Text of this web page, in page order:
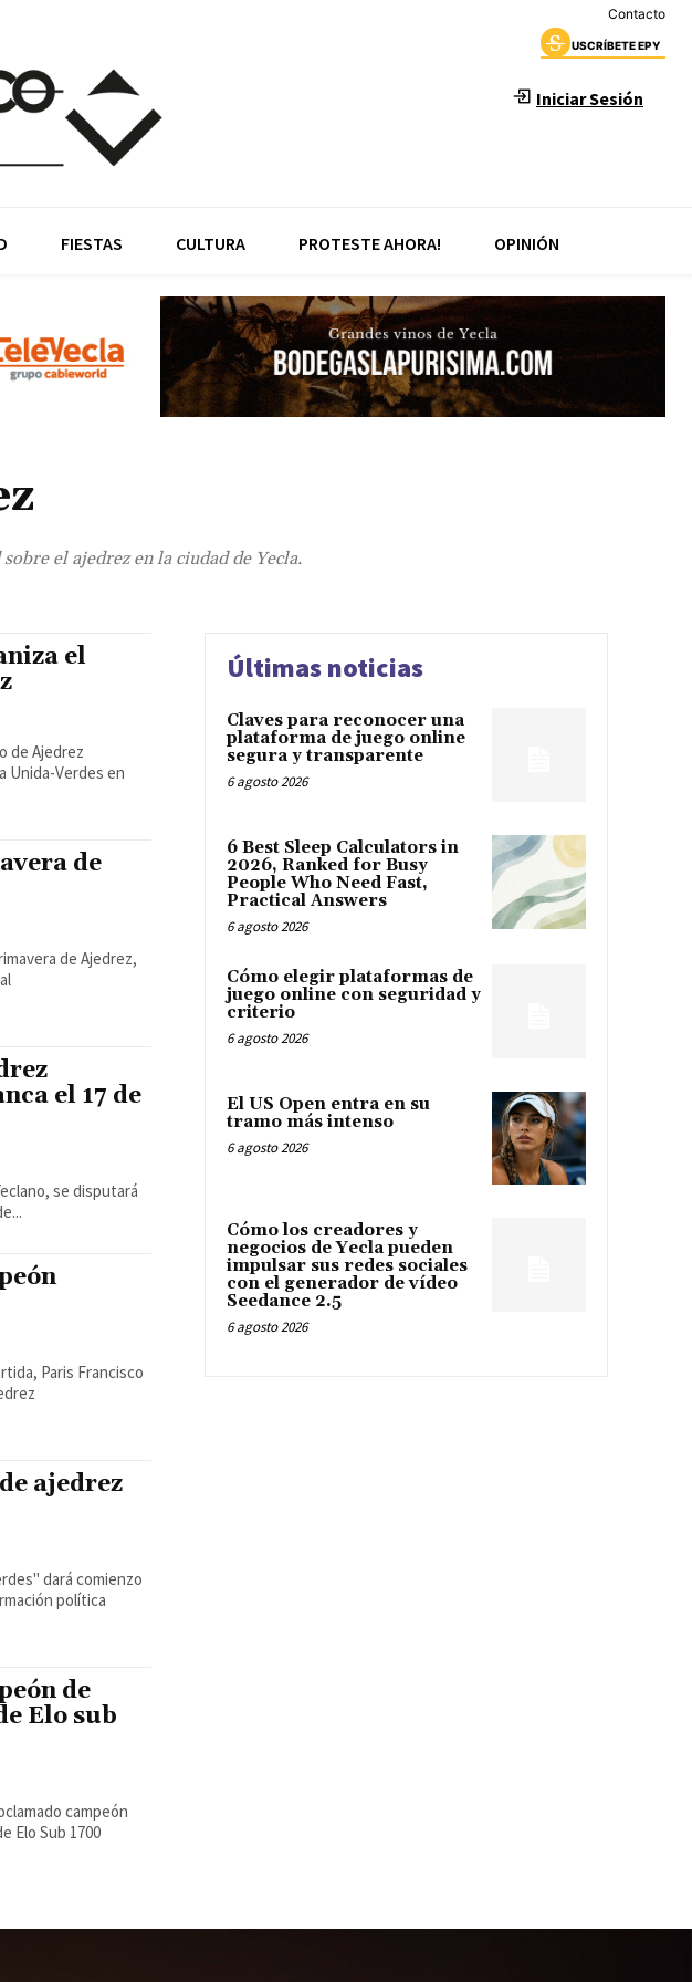
Contacto
USCRÍBETE EPY
Iniciar Sesión
FIESTAS CULTURA PROTESTE AHORA! OPINIÓN
el ajedrez en la ciudad de Yecla.
el
de Ajedrez
Unida-Verdes en
de
de Ajedrez,
el 17 de
se disputará
de...
Paris Francisco
ajedrez
dará comienzo
política
de
Elo sub
campeón
Elo Sub 1700
Últimas noticias
Claves para reconocer una
plataforma de juego online
segura y transparente
6 agosto 2026
6 Best Sleep Calculators in
2026, Ranked for Busy
People Who Need Fast,
Practical Answers
6 agosto 2026
Cómo elegir plataformas de
juego online con seguridad y
criterio
6 agosto 2026
El US Open entra en su
tramo más intenso
6 agosto 2026
Cómo los creadores y
negocios de Yecla pueden
impulsar sus redes sociales
con el generador de vídeo
Seedance 2.5
6 agosto 2026